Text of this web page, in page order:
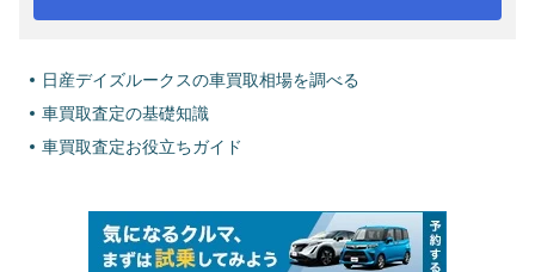
日産デイズルークスの車買取相場を調べる
車買取査定の基礎知識
車買取査定お役立ちガイド